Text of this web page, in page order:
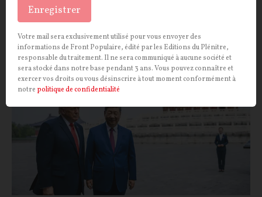
François JOYAUX
OPINIONSINTERNATIONAL
Enregistrer
Votre mail sera exclusivement utilisé pour vous envoyer des
informations de Front Populaire, édité par les Editions du Plénitre,
responsable du traitement. Il ne sera communiqué à aucune société et
sera stocké dans notre base pendant 3 ans. Vous pouvez connaître et
exercer vos droits ou vous désinscrire à tout moment conformément à
notre politique de confidentialité